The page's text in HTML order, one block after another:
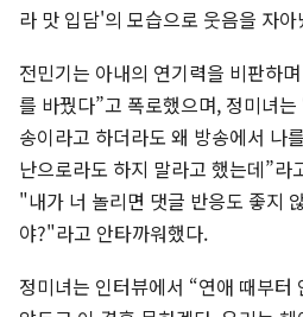
라 맛 입담'의 모습으로 웃음을 자아
전민기는 아내의 연기력을 비판하
를 바꿨다”고 폭로했으며, 정미녀
송이라고 하더라도 왜 방송에서 나
난으로라도 하지 말라고 했는데”라
"내가 너 놀리면 댓글 반응도 좋지
야?"라고 안타까워했다.
정미녀는 인터뷰에서 “연애 때부터